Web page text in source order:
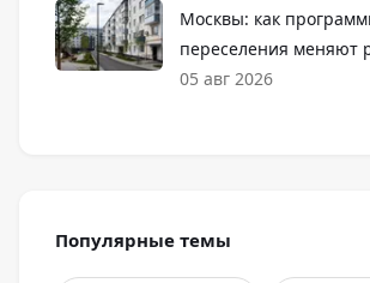
Москвы: как
переселения меняют
05 авг 2026
Популярные темы